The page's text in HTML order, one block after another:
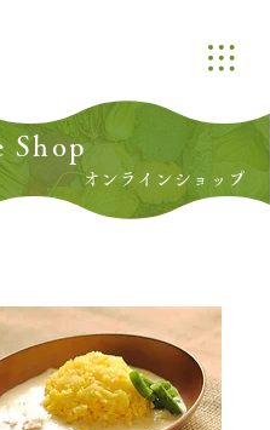
Shop
オンラインショップ